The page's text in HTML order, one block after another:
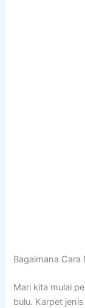
Bagaimana Cara
Mari kita mulai
bulu. Karpet